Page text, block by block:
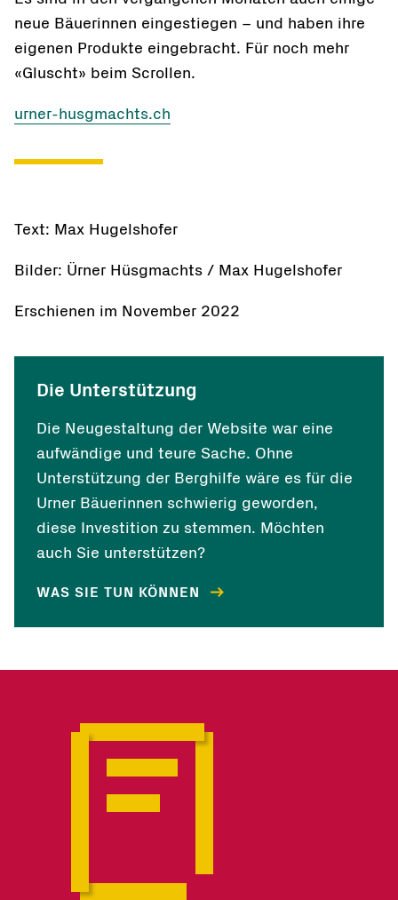
neue Bäuerinnen eingestiegen – und haben ihre
eigenen Produkte eingebracht. Für noch mehr
«Gluscht» beim Scrollen.
urner-husgmachts.ch
Text: Max Hugelshofer
Bilder: Ürner Hüsgmachts / Max Hugelshofer
Erschienen im November 2022
Die Unterstützung
Die Neugestaltung der Website war eine
aufwändige und teure Sache. Ohne
Unterstützung der Berghilfe wäre es für die
Urner Bäuerinnen schwierig geworden,
diese Investition zu stemmen. Möchten
auch Sie unterstützen?
WAS SIE TUN KÖNNEN